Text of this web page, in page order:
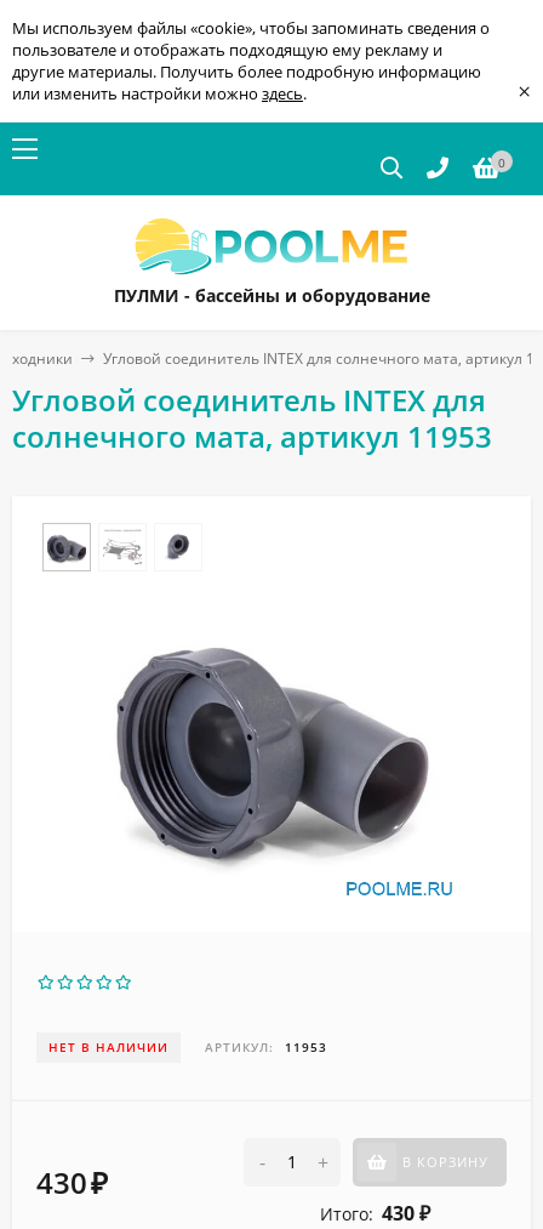
Мы используем файлы «cookie», чтобы запоминать сведения о
пользователе и отображать подходящую ему рекламу и
другие материалы. Получить более подробную информацию
или изменить настройки можно здесь. ×
0
ПУЛМИ - бассейны и оборудование
Угловой соединитель INTEX для солнечного мата, артикул
Угловой соединитель INTEX для
солнечного мата, артикул 11953
НЕТ В НАЛИЧИИ АРТИКУЛ: 11953
430₽
- + В КОРЗИНУ
Итого: 430 ₽